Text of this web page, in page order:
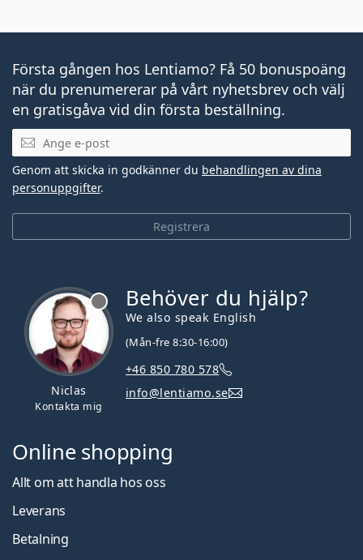
Första gången hos Lentiamo? Få 50 bonuspoäng
när du prenumererar på vårt nyhetsbrev och välj
en gratisgåva vid din första beställning.
Mejladress
Registrera
Genom att skicka in godkänner du behandlingen av dina
personuppgifter.
Niclas
Kontakta mig
Behöver du hjälp?
We also speak English
(Mån-fre 8:30-16:00)
+46 850 780 578
info@lentiamo.se
Online shopping
Allt om att handla hos oss
Leverans
Betalning